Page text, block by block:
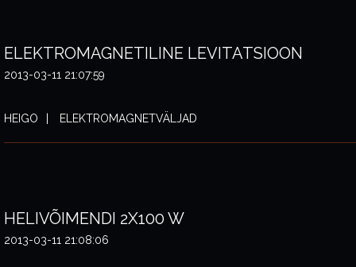
ELEKTROMAGNETILINE LEVITATSIOON
2013-03-11 21:07:59
HEIGO ELEKTROMAGNETVÄLJAD
HELIVÕIMENDI 2X100 W
2013-03-11 21:08:06